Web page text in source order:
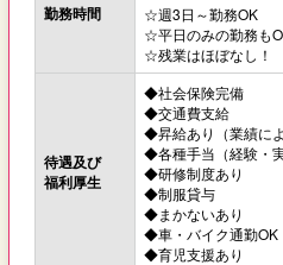
勤務時間
☆週3日～勤務OK
☆平日のみの勤務も
☆残業はほぼなし！
待遇及び
福利厚生
◆社会保険完備
◆交通費支給
◆昇給あり（業績によ
◆各種手当（経験・
◆研修制度あり
◆制服貸与
◆まかないあり
◆車・バイク通勤OK
◆育児支援あり